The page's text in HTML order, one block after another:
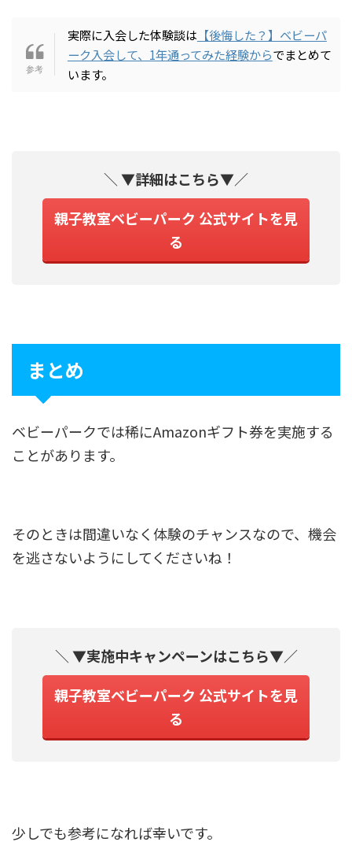
実際に入会した体験談は 【後悔した？】ベビーパ
ーク入会して、1年通ってみた経験からでまとめて
います。
＼ ▼詳細はこちら▼／
親子教室ベビーパーク 公式サイトを見
る
まとめ
ベビーパークでは稀にAmazonギフト券を実施する
ことがあります。
そのときは間違いなく体験のチャンスなので、機会
を逃さないようにしてくださいね！
＼ ▼実施中キャンペーンはこちら▼／
親子教室ベビーパーク 公式サイトを見
る
少しでも参考になれば幸いです。